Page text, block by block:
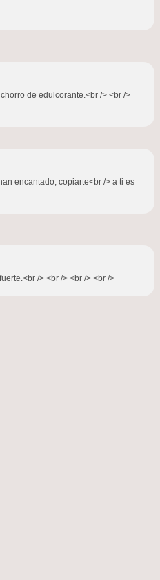
de edulcorante.<br /> <br />
encantado, copiarte<br /> a ti es
/> <br /> <br /> <br />